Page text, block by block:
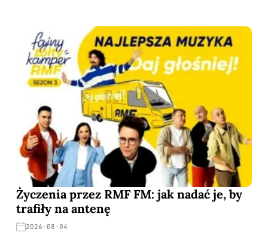
Życzenia przez RMF FM: jak nadać je, by
trafiły na antenę
2026-08-04